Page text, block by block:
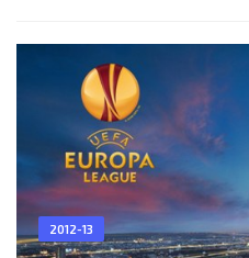
(Виталий Калешин, 77), Роман
Бибрас Натхо (Александр
2012-13